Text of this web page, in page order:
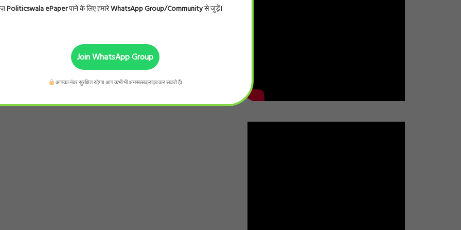
Politicswala ePaperपाने के लिए हमारेWhatsApp Group/Communityसे जुड़ें।
Join WhatsApp Group
आपका नंबर सुरक्षित रहेगा। आप कभी भी अनसब्सक्राइब कर सकते हैं।